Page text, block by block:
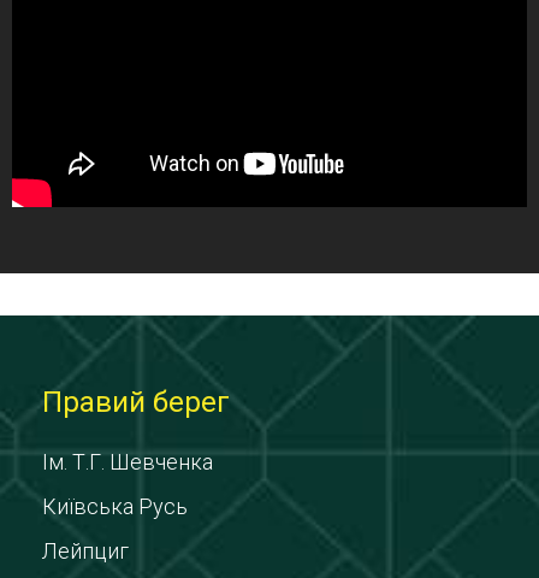
Правий берег
Ім. Т.Г. Шевченка
Київська Русь
Лейпциг